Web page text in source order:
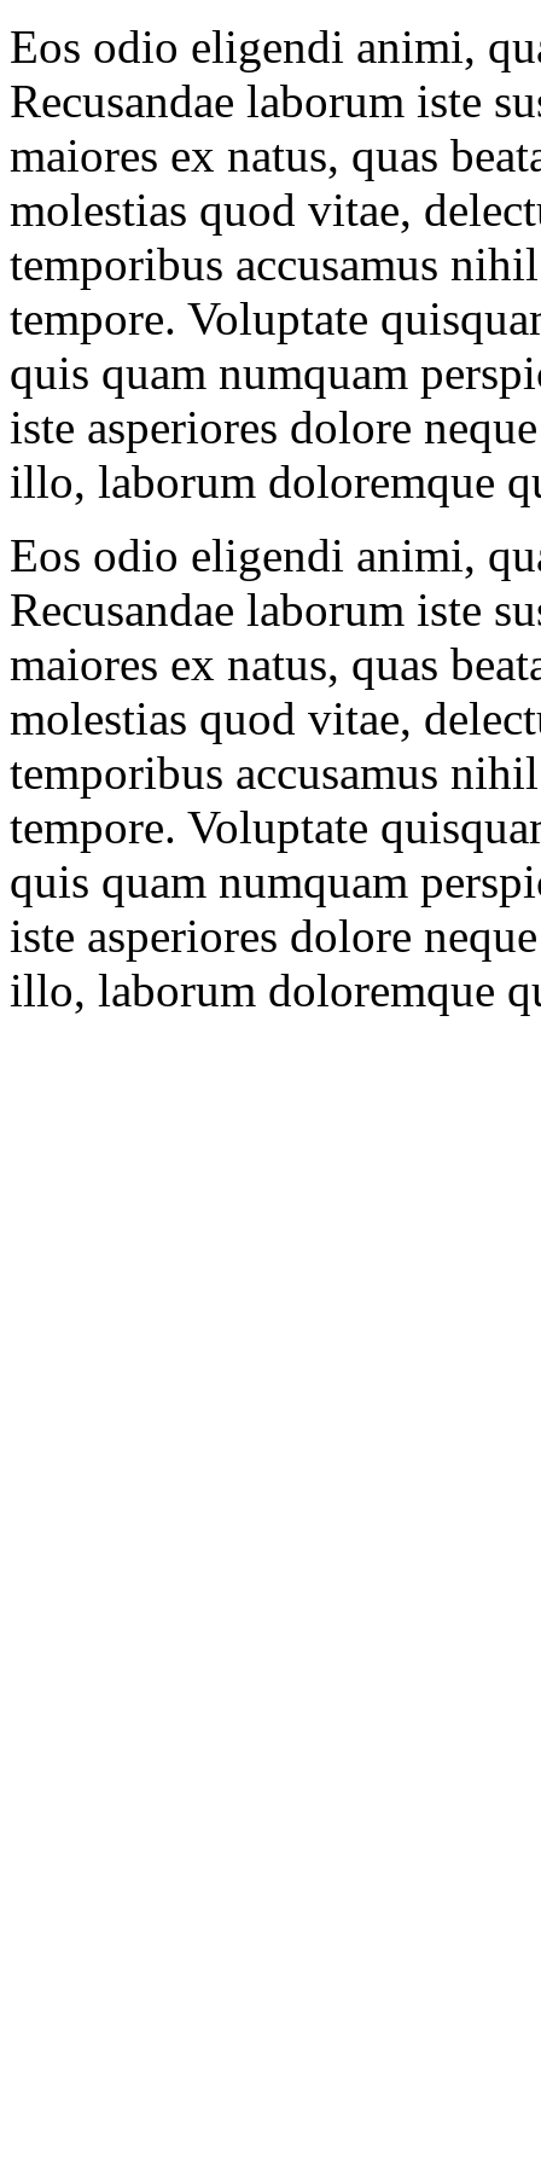
Eos odio eligendi animi,
Recusandae laborum iste
maiores ex natus, quas
molestias quod vitae,
temporibus accusamus
tempore. Voluptate
quis quam numquam
iste asperiores dolore
illo, laborum doloremque
Eos odio eligendi animi,
Recusandae laborum iste
maiores ex natus, quas
molestias quod vitae,
temporibus accusamus
tempore. Voluptate
quis quam numquam
iste asperiores dolore
illo, laborum doloremque